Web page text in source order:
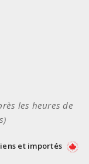
les heures de
et importés